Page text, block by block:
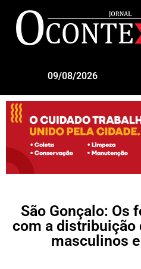
09/08/2026
São Gonçalo: Os
com a distribuição
masculinos